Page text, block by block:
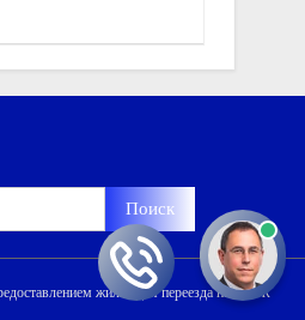
жилья для переезда на ПМЖ